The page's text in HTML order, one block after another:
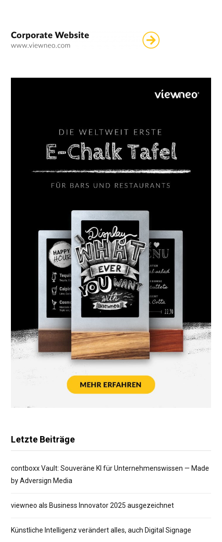
Letzte Beiträge
contboxx Vault: Souveräne KI für Unternehmenswissen — Made
by Adversign Media
viewneo als Business Innovator 2025 ausgezeichnet
Künstliche Intelligenz verändert alles, auch Digital Signage